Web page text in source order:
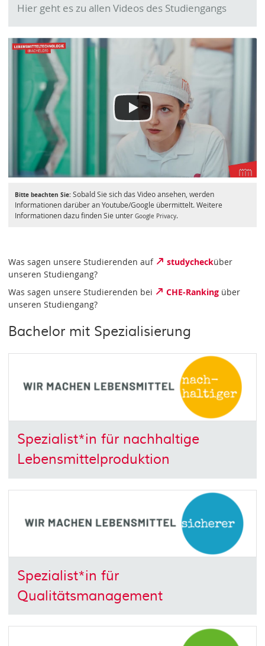
Hier geht es zu allen Videos des Studiengangs
Bitte beachten Sie:Sobald Sie sich das Video ansehen, werden
Informationen darüber an Youtube/Google übermittelt. Weitere
Informationen dazu finden Sie unter Google Privacy.
Was sagen unsere Studierenden auf studychecküber
unseren Studiengang?
Was sagen unsere Studierenden bei
CHE-Ranking über
unseren Studiengang?
Bachelor mit Spezialisierung
Spezialist*in für nachhaltige
Lebensmittelproduktion
Spezialist*in für
Qualitätsmanagement